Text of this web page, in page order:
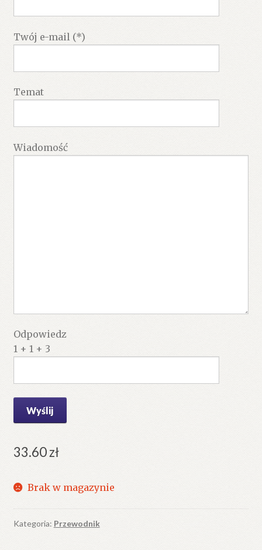
Twój e-mail (*)
Temat
Wiadomość
Odpowiedz
1 + 1 + 3
33.60zł
Brak w magazynie
Kategoria: Przewodnik